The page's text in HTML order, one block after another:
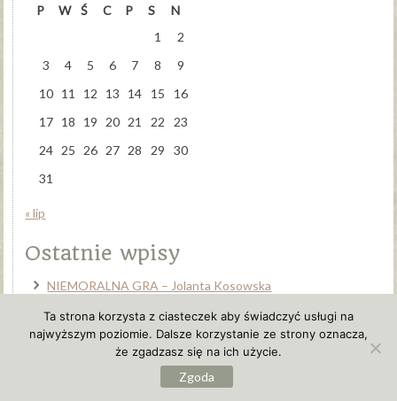
P
W Ś C P S
N
1
2
3
4 5 6 7 8
9
10 11 12 13 14 15
16
17 18 19 20 21 22
23
24 25 26 27 28 29
30
31
« lip
Ostatnie wpisy
NIEMORALNA GRA – Jolanta Kosowska
NIE WSZYSTKO ZŁOTO – Aga Sotor
PRZEMILCZANA – Agnieszka Lis
NADZIEJA JEST BLISKO **BRACIA DREKS** – Paulina
Ta strona korzysta z ciasteczek aby świadczyć usługi na
najwyższym poziomie. Dalsze korzystanie ze strony oznacza,
że zgadzasz się na ich użycie.
Zgoda